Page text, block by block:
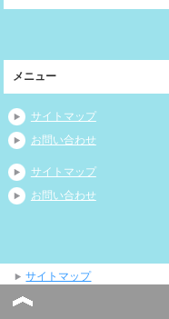
メニュー
サイトマップ
お問い合わせ
サイトマップ
お問い合わせ
サイトマップ
Copyright (C)